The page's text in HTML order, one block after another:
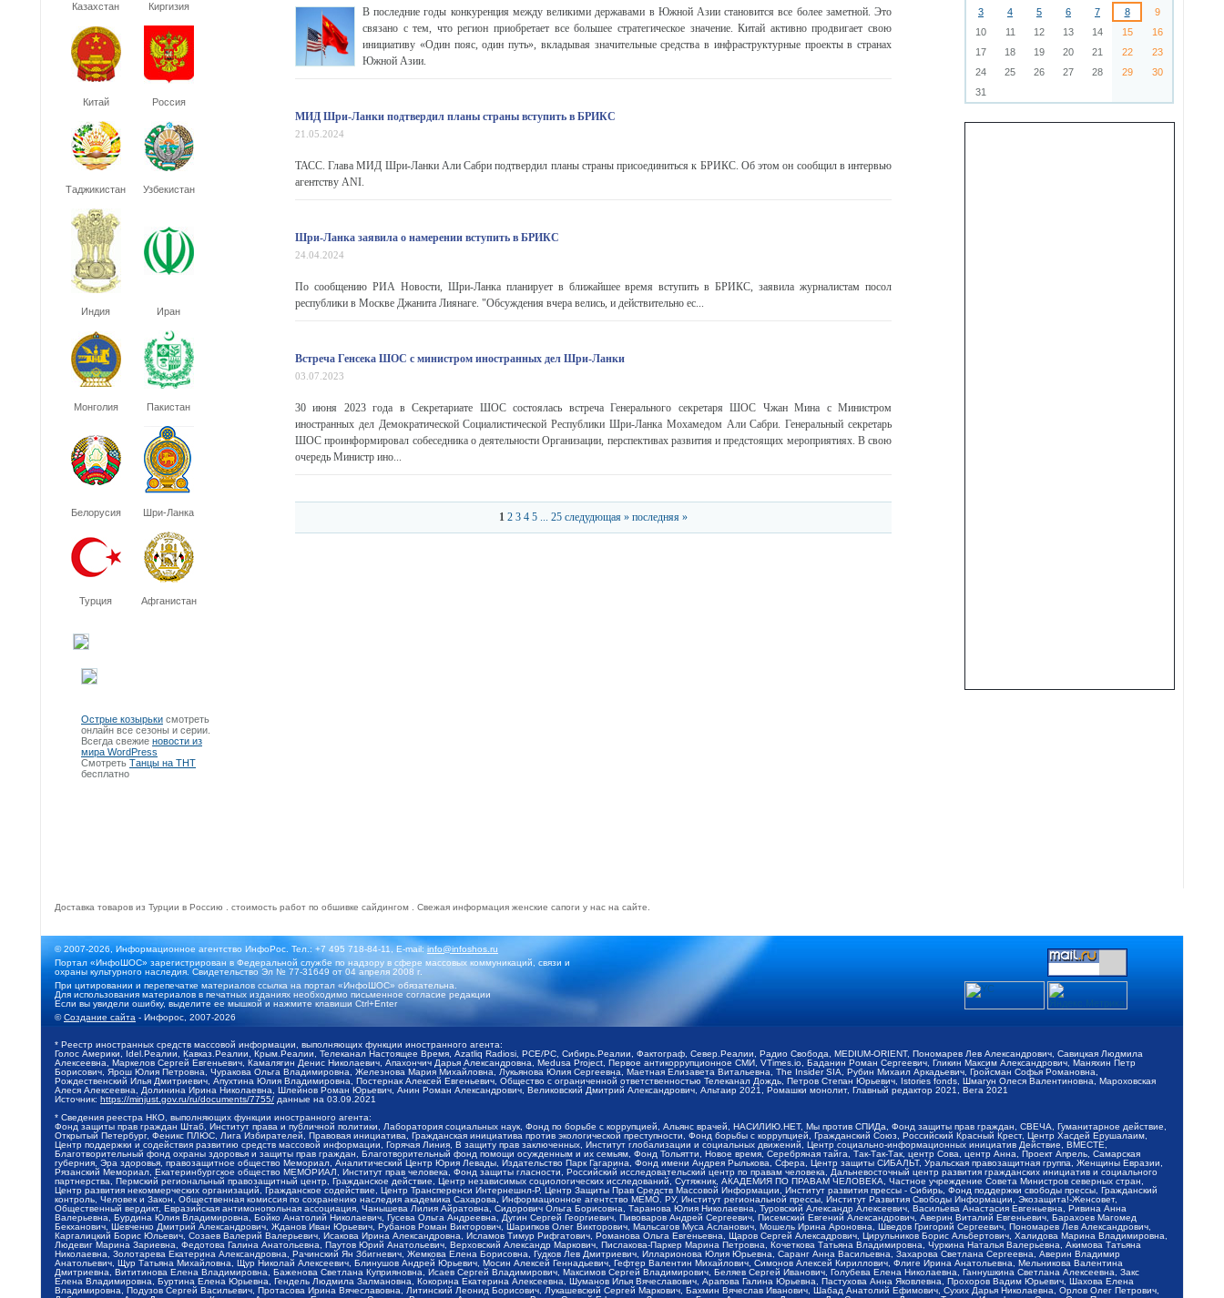
3
4 5 6 7 8
9
10
11 12 13 14 15
16
17
18 19 20 21 22
23
24
25 26 27 28 29
30
31
Казахстан Киргизия
Китай Россия
Таджикистан Узбекистан
Индия Иран
Монголия Пакистан
Белорусия Шри-Ланка
Турция Афганистан
Острые козырьки смотреть
онлайн все сезоны и серии.
Всегда свежие новости из
мира WordPress
Смотреть Танцы на ТНТ
бесплатно
В последние годы конкуренция между великими державами в Южной Азии становится все более заметной. Это
связано с тем, что регион приобретает все большее стратегическое значение. Китай активно продвигает свою
инициативу «Один пояс, один путь», вкладывая значительные средства в инфраструктурные проекты в странах
Южной Азии.
МИД Шри-Ланки подтвердил планы страны вступить в БРИКС
21.05.2024
ТАСС. Глава МИД Шри-Ланки Али Сабри подтвердил планы страны присоединиться к БРИКС. Об этом он сообщил в интервью
агентству ANI.
Шри-Ланка заявила о намерении вступить в БРИКС
24.04.2024
По сообщению РИА Новости, Шри-Ланка планирует в ближайшее время вступить в БРИКС, заявила журналистам посол
республики в Москве Джанита Лиянаге. "Обсуждения вчера велись, и действительно ес...
Встреча Генсека ШОС с министром иностранных дел Шри-Ланки
03.07.2023
30 июня 2023 года в Секретариате ШОС состоялась встреча Генерального секретаря ШОС Чжан Мина с Министром
иностранных дел Демократической Социалистической Республики Шри-Ланка Мохамедом Али Сабри. Генеральный секретарь
ШОС проинформировал собеседника о деятельности Организации, перспективах развития и предстоящих мероприятиях. В свою
очередь Министр ино...
1 2 3 4 5 ... 25 следудющая » последняя »
Доставка товаров из Турции в Россию стоимость работ по обшивке сайдингом . Свежая информация женские сапоги у нас на сайте
© 2007-2026, Информационное агентство ИнфоРос. Тел.: +7 495 718-84-11, E-mail:info@infoshos.ru
Портал «ИнфоШОС» зарегистрирован в Федеральной службе по надзору в сфере массовых коммуникаций, связи и
охраны культурного наследия. Свидетельство Эл № 77-31649 от 04 апреля 2008 г.
При цитировании и перепечатке материалов ссылка на портал «ИнфоШОС» обязательна.
Для использования материалов в печатных изданиях необходимо письменное согласие редакции
Если вы увидели ошибку, выделите ее мышкой и нажмите клавиши Ctrl+Enter
©Создание сайта - Инфорос, 2007-2026
* Реестр иностранных средств массовой информации, выполняющих функции иностранного агента:
Голос Америки, Idel.Реалии, Кавказ.Реалии, Крым.Реалии, Телеканал Настоящее Время, Azatliq Radiosi, PCE/PC, Сибирь.Реалии, Фактограф, Север.Реалии, Радио Свобода, MEDIUM-ORIENT, Пономарев Лев Александрович, Савицкая Людмила
Алексеевна, Маркелов Сергей Евгеньевич, Камалягин Денис Николаевич, Апахончич Дарья Александровна, Medusa Project, Первое антикоррупционное СМИ, VTimes.io, Баданин Роман Сергеевич, Гликин Максим Александрович, Маняхин Петр
Борисович, Ярош Юлия Петровна, Чуракова Ольга Владимировна, Железнова Мария Михайловна, Лукьянова Юлия Сергеевна, Маетная Елизавета Витальевна, The Insider SIA, Рубин Михаил Аркадьевич, Гройсман Софья Романовна,
Рождественский Илья Дмитриевич, Апухтина Юлия Владимировна, Постернак Алексей Евгеньевич, Общество с ограниченной ответственностью Телеканал Дождь, Петров Степан Юрьевич, Istories fonds, Шмагун Олеся Валентиновна, Мароховская
Алеся Алексеевна, Долинина Ирина Николаевна, Шлейнов Роман Юрьевич, Анин Роман Александрович, Великовский Дмитрий Александрович, Альтаир 2021, Ромашки монолит, Главный редактор 2021, Вега 2021
Источник: https://minjust.gov.ru/ru/documents/7755/ данные на 03.09.2021
* Сведения реестра НКО, выполняющих функции иностранного агента:
Фонд защиты прав граждан Штаб, Институт права и публичной политики, Лаборатория социальных наук, Фонд по борьбе с коррупцией, Альянс врачей, НАСИЛИЮ.НЕТ, Мы против СПИДа, Фонд защиты прав граждан, СВЕЧА, Гуманитарное действие,
Открытый Петербург, Феникс ПЛЮС, Лига Избирателей, Правовая инициатива, Гражданская инициатива против экологической преступности, Фонд борьбы с коррупцией, Гражданский Союз, Российский Красный Крест, Центр Хасдей Ерушалаим,
Центр поддержки и содействия развитию средств массовой информации, Горячая Линия, В защиту прав заключенных, Институт глобализации и социальных движений, Центр социально-информационных инициатив Действие, ВМЕСТЕ,
Благотворительный фонд охраны здоровья и защиты прав граждан, Благотворительный фонд помощи осужденным и их семьям, Фонд Тольятти, Новое время, Серебряная тайга, Так-Так-Так, центр Сова, центр Анна, Проект Апрель, Самарская
губерния, Эра здоровья, правозащитное общество Мемориал, Аналитический Центр Юрия Левады, Издательство Парк Гагарина, Фонд имени Андрея Рылькова, Сфера, Центр защиты СИБАЛЬТ, Уральская правозащитная группа, Женщины Евразии,
Рязанский Мемориал, Екатеринбургское общество МЕМОРИАЛ, Институт прав человека, Фонд защиты гласности, Российский исследовательский центр по правам человека, Дальневосточный центр развития гражданских инициатив и социального
партнерства, Пермский региональный правозащитный центр, Гражданское действие, Центр независимых социологических исследований, Сутяжник, АКАДЕМИЯ ПО ПРАВАМ ЧЕЛОВЕКА, Частное учреждение Совета Министров северных стран,
Центр развития некоммерческих организаций, Гражданское содействие, Центр Трансперенси Интернешнл-Р, Центр Защиты Прав Средств Массовой Информации, Институт развития прессы - Сибирь, Фонд поддержки свободы прессы, Гражданский
контроль, Человек и Закон, Общественная комиссия по сохранению наследия академика Сахарова, Информационное агентство МЕМО. РУ, Институт региональной прессы, Институт Развития Свободы Информации, Экозащита!-Женсовет,
Общественный вердикт, Евразийская антимонопольная ассоциация, Чанышева Лилия Айратовна, Сидорович Ольга Борисовна, Таранова Юлия Николаевна, Туровский Александр Алексеевич, Васильева Анастасия Евгеньевна, Ривина Анна
Валерьевна, Бурдина Юлия Владимировна, Бойко Анатолий Николаевич, Гусева Ольга Андреевна, Дугин Сергей Георгиевич, Пивоваров Андрей Сергеевич, Писемский Евгений Александрович, Аверин Виталий Евгеньевич, Барахоев Магомед
Бекханович, Шевченко Дмитрий Александрович, Жданов Иван Юрьевич, Рубанов Роман Викторович, Шарипков Олег Викторович, Мальсагов Муса Асланович, Мошель Ирина Ароновна, Шведов Григорий Сергеевич, Пономарев Лев Александрович,
Каргалицкий Борис Юльевич, Созаев Валерий Валерьевич, Исакова Ирина Александровна, Исламов Тимур Рифгатович, Романова Ольга Евгеньевна, Щаров Сергей Алексадрович, Цирульников Борис Альбертович, Халидова Марина Владимировна,
Людевиг Марина Зариевна, Федотова Галина Анатольевна, Паутов Юрий Анатольевич, Верховский Александр Маркович, Пислакова-Паркер Марина Петровна, Кочеткова Татьяна Владимировна, Чуркина Наталья Валерьевна, Акимова Татьяна
Николаевна, Золотарева Екатерина Александровна, Рачинский Ян Збигневич, Жемкова Елена Борисовна, Гудков Лев Дмитриевич, Илларионова Юлия Юрьевна, Саранг Анна Васильевна, Захарова Светлана Сергеевна, Аверин Владимир
Анатольевич, Щур Татьяна Михайловна, Щур Николай Алексеевич, Блинушов Андрей Юрьевич, Мосин Алексей Геннадьевич, Гефтер Валентин Михайлович, Симонов Алексей Кириллович, Флиге Ирина Анатольевна, Мельникова Валентина
Дмитриевна, Вититинова Елена Владимировна, Баженова Светлана Куприяновна, Исаев Сергей Владимирович, Максимов Сергей Владимирович, Беляев Сергей Иванович, Голубева Елена Николаевна, Ганнушкина Светлана Алексеевна, Закс
Елена Владимировна, Буртина Елена Юрьевна, Гендель Людмила Залмановна, Кокорина Екатерина Алексеевна, Шуманов Илья Вячеславович, Арапова Галина Юрьевна, Пастухова Анна Яковлевна, Прохоров Вадим Юрьевич, Шахова Елена
Владимировна, Подузов Сергей Васильевич, Протасова Ирина Вячеславовна, Литинский Леонид Борисович, Лукашевский Сергей Маркович, Бахмин Вячеслав Иванович, Шабад Анатолий Ефимович, Сухих Дарья Николаевна, Орлов Олег Петрович,